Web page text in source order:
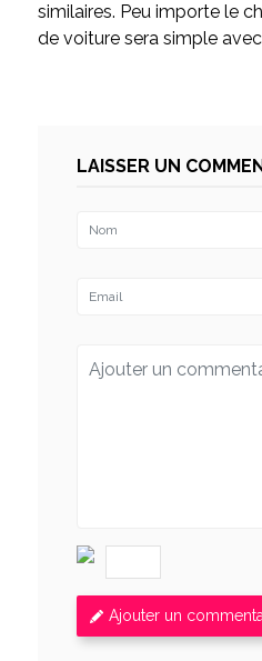
similaires. Peu importe le
de voiture sera simple
LAISSER UN
Ajouter un